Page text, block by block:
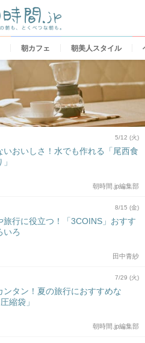
朝カフェ 朝美人スタイル
5/12 (火)
いおいしさ！水でも作れる「尾西食
朝時間.jp編集部
8/15 (金)
旅行に役立つ！「3COINS」おすす
いろ
田中青紗
7/29 (火)
ンタン！夏の旅行におすすめな
縮袋」
朝時間.jp編集部